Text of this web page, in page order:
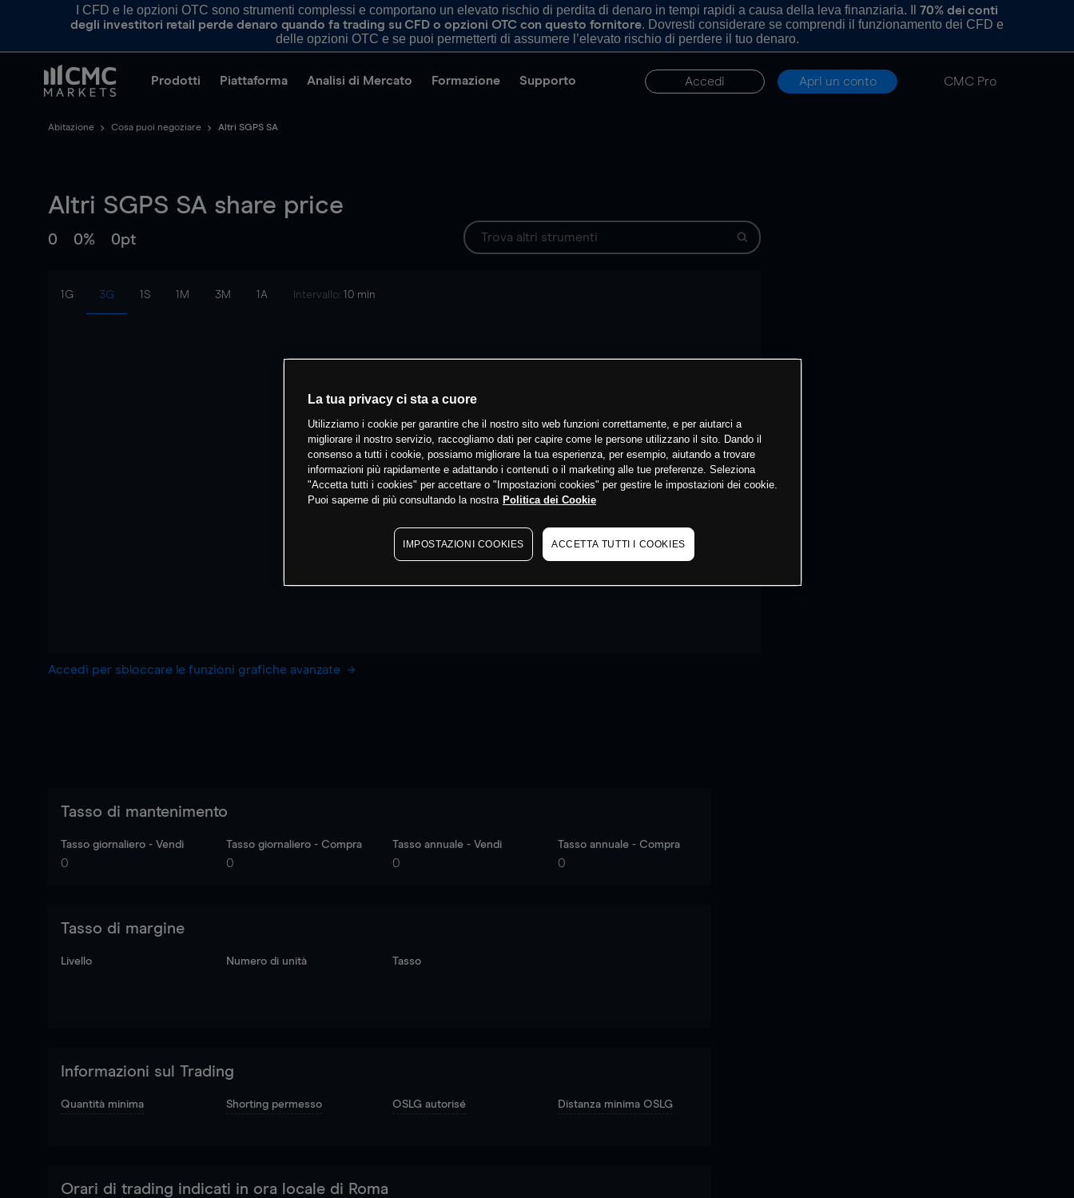
I CFD e le opzioni OTC sono strumenti complessi e comportano un elevato rischio di perdita di denaro in tempi rapidi a causa della leva finanziaria. Il 70% dei conti
degli investitori retail perde denaro quando fa trading su CFD o opzioni OTC con questo fornitore. Dovresti considerare se comprendi il funzionamento dei CFD e
delle opzioni OTC e se puoi permetterti di assumere l’elevato rischio di perdere il tuo denaro.
Prodotti Piattaforma Analisi di Mercato Formazione Supporto Accedi Apri un conto CMC Pro
Abitazione Cosa puoi negoziare Altri SGPS SA
Altri SGPS SA share price
0 0% 0pt
1G 3G 1S 1M 3M 1A Intervallo: 10 min
Accedi per sbloccare le funzioni grafiche avanzate
Tasso di mantenimento
Tasso giornaliero - Vendi
0
Tasso giornaliero - Compra
0
Tasso annuale - Vendi
0
Tasso annuale - Compra
0
Tasso di margine
Livello Numero di unità Tasso
Informazioni sul Trading
Quantità minima Shorting permesso OSLG autorisé Distanza minima OSLG
Orari di trading indicati in ora locale di Roma
La tua privacy ci sta a cuore
Utilizziamo i cookie per garantire che il nostro sito web funzioni correttamente, e per aiutarci a
migliorare il nostro servizio, raccogliamo dati per capire come le persone utilizzano il sito. Dando il
consenso a tutti i cookie, possiamo migliorare la tua esperienza, per esempio, aiutando a trovare
informazioni più rapidamente e adattando i contenuti o il marketing alle tue preferenze. Seleziona
"Accetta tutti i cookies" per accettare o "Impostazioni cookies" per gestire le impostazioni dei cookie.
Puoi saperne di più consultando la nostra Politica dei Cookie
IMPOSTAZIONI COOKIES ACCETTA TUTTI I COOKIES